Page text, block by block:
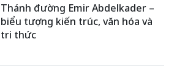
Thánh đường Emir Abdelkader –
biểu tượng kiến trúc, văn hóa và
tri thức